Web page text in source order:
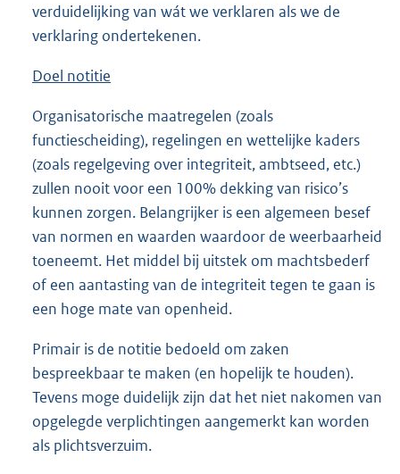
verduidelijking van wát we verklaren als we de
verklaring ondertekenen.
Doel notitie
Organisatorische maatregelen (zoals
functiescheiding), regelingen en wettelijke kaders
(zoals regelgeving over integriteit, ambtseed, etc.)
zullen nooit voor een 100% dekking van risico’s
kunnen zorgen. Belangrijker is een algemeen besef
van normen en waarden waardoor de weerbaarheid
toeneemt. Het middel bij uitstek om machtsbederf
of een aantasting van de integriteit tegen te gaan is
een hoge mate van openheid.
Primair is de notitie bedoeld om zaken
bespreekbaar te maken (en hopelijk te houden).
Tevens moge duidelijk zijn dat het niet nakomen van
opgelegde verplichtingen aangemerkt kan worden
als plichtsverzuim.